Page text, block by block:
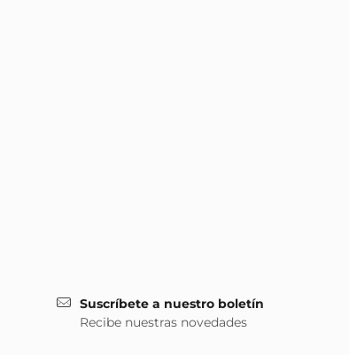
Suscríbete a nuestro boletín
Recibe nuestras novedades